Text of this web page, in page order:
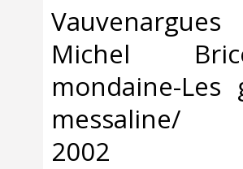
Michel
mondaine-Les
messaline/
2002‎